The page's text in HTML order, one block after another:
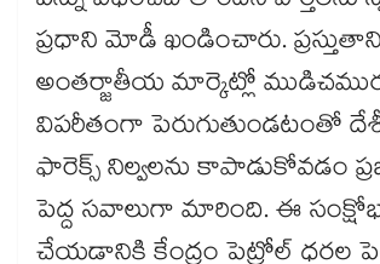
ప్రధాని మోడీ ఖండించారు.
అంతర్జాతీయ మార్కెట్లో
విపరీతంగా పెరుగుతుండటంతో
ఫారెక్స్ నిల్వలను కాపాడుకోవడం
పెద్ద సవాలుగా మారింది. ఈ